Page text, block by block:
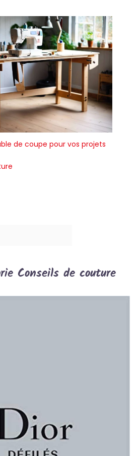
de coupe pour vos projets
Conseils de couture